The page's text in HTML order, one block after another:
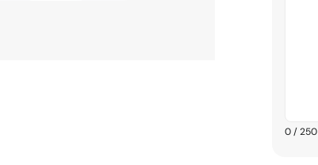
0/ 250